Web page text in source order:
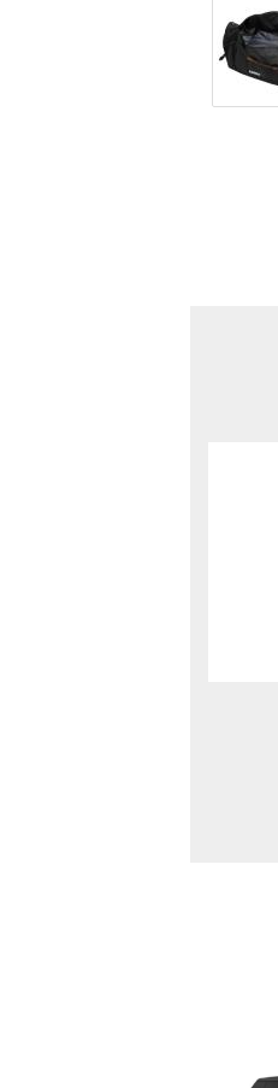
Fußsatz Fahrzeuge mit